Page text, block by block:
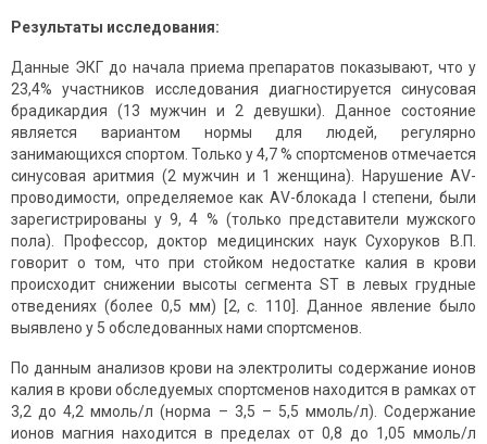
Результаты исследования:
Данные ЭКГ до начала приема препаратов показывают, что у
23,4% участников исследования диагностируется синусовая
брадикардия (13 мужчин и 2 девушки). Данное состояние
является вариантом нормы для людей, регулярно
занимающихся спортом. Только у 4,7 % спортсменов отмечается
синусовая аритмия (2 мужчин и 1 женщина). Нарушение АV-
проводимости, определяемое как АV-блокада I степени, были
зарегистрированы у 9, 4 % (только представители мужского
пола). Профессор, доктор медицинских наук Сухоруков В.П.
говорит о том, что при стойком недостатке калия в крови
происходит снижении высоты сегмента ST в левых грудные
отведениях (более 0,5 мм) [2, c. 110]. Данное явление было
выявлено у 5 обследованных нами спортсменов.
По данным анализов крови на электролиты содержание ионов
калия в крови обследуемых спортсменов находится в рамках от
3,2 до 4,2 ммоль/л (норма – 3,5 – 5,5 ммоль/л). Содержание
ионов магния находится в пределах от 0,8 до 1,05 ммоль/л